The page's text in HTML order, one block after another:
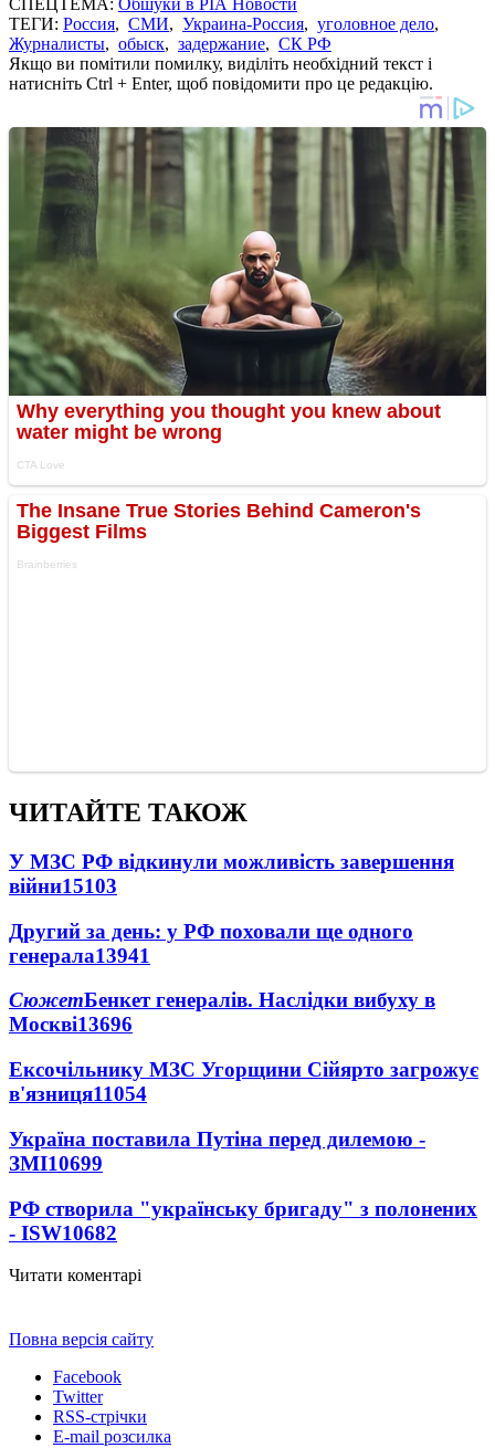
ТЕГИ: Россия, СМИ, Украина-Россия, уголовное дело,
Журналисты, обыск, задержание, СК РФ
Якщо ви помітили помилку, виділіть необхідний текст і
натисніть Ctrl + Enter, щоб повідомити про це редакцію.
ЧИТАЙТЕ ТАКОЖ
У МЗС РФ відкинули можливість завершення
війни15103
Другий за день: у РФ поховали ще одного
генерала13941
СюжетБенкет генералів. Наслідки вибуху в
Москві13696
Ексочільнику МЗС Угорщини Сійярто загрожує
в'язниця11054
Україна поставила Путіна перед дилемою -
ЗМІ10699
РФ створила "українську бригаду" з полонених
- ISW10682
Читати коментарі
Повна версія сайту
Facebook
Twitter
RSS-стрічки
E-mail розсилка